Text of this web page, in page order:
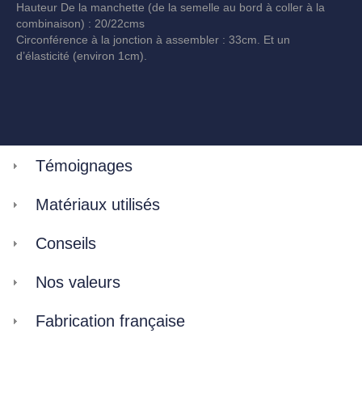
Hauteur De la manchette (de la semelle au bord à coller à la
combinaison) : 20/22cms
Circonférence à la jonction à assembler : 33cm. Et un
d’élasticité (environ 1cm).
Témoignages
Matériaux utilisés
Conseils
Nos valeurs
Fabrication française